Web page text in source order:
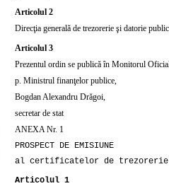
Articolul 2
Direcţia generală de trezorerie şi datorie
Articolul 3
Prezentul ordin se publică în Monitorul
p. Ministrul finanţelor publice,
Bogdan Alexandru Drăgoi,
secretar de stat
ANEXA Nr. 1
PROSPECT DE EMISIUNE
al certificatelor de trezorerie
Articolul 1